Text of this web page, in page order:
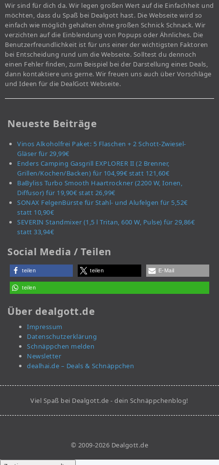
Wir sind für dich da. Wir legen großen Wert auf die Einfachheit und
möchten, dass du Spaß bei Dealgott hast. Die Webseite wird so
einfach wie möglich gehalten ohne großen Schnick Schnack. Wir
verzichten auf die Einblendung von Popups oder Ähnliches. Die
Benutzerfreundlichkeit ist für uns einer der wichtigsten Faktoren
bei Entscheidung rund um die Webseite. Solltest du dennoch
einen Fehler finden, zum Beispiel bei der Darstellung eines Deals,
dann kontaktiere uns gerne. Wir freuen uns auch über Vorschläge
und Ideen für die DealGott Webseite.
Neueste Beiträge
Vinos Alkoholfrei Paket: 5 Flaschen + 2 Schott-Zwiesel-
Gläser für 29,99€
Enders Camping Gasgrill EXPLORER II (2 Brenner,
Grillen/Kochen/Backen) für 104,99€ statt 121,60€
BaByliss Turbo Smooth Haartrockner (2200 W, Ionen,
Diffusor) für 19,90€ statt 26,99€
SONAX FelgenBürste für Stahl- und Alufelgen für 5,52€
statt 10,90€
SEVERIN Standmixer (1,5 l Tritan, 600 W, Pulse) für 29,86€
statt 33,94€
Social Media / Teilen
teilen teilen E-Mail
teilen
Über dealgott.de
Impressum
Datenschutzerklärung
Schnäppchen melden
Newsletter
dealhai.de – Deals & Schnäppchen
Viel Spaß bei Dealgott.de - dein Schnäppchenblog!
© 2009-2026 Dealgott.de